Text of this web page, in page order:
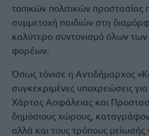
τοπικών πολιτικών προστασίας
συμμετοχή παιδιών στη
καλύτερο συντονισμό όλων
φορέων.
Όπως τόνισε η Αντιδήμαρχος
συγκεκριμένες υποχρεώσεις
Χάρτας Ασφάλειας και
δημόσιους χώρους,
αλλά και τους τρόπους